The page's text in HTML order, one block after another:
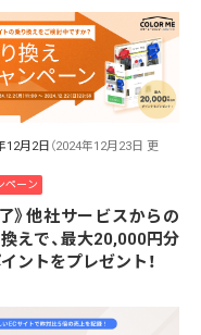
12月2日 （2024年12月23日 更
ペーン
》他社サービスからの
えで、最大20,000円分
ントをプレゼント！